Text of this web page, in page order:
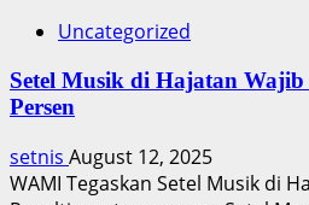
Rossi
dari
Horor
di
MotoGP
Uncategorized
Setel Musik di Hajatan
Persen
setnis August 12, 2025
WAMI Tegaskan Setel Musik di